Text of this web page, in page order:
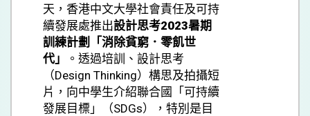
天，香港中文大學社會責任及可持
續發展處推出設計思考2023暑期
訓練計劃「消除貧窮．零飢世
代」
。透過培訓、設計思考
（Design Thinking）構思及拍攝短
片，向中學生介紹聯合國「可持續
發展目標」（SDGs），特別是目